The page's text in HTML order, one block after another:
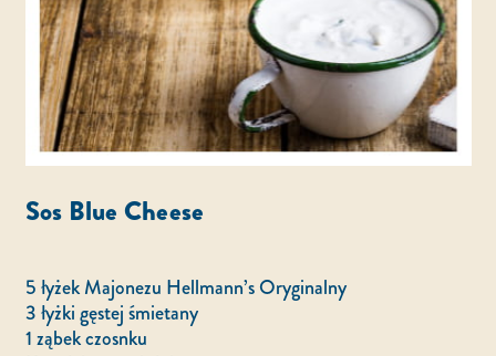
Sos Blue Cheese
5 łyżek Majonezu Hellmann’s Oryginalny
3 łyżki gęstej śmietany
1 ząbek czosnku